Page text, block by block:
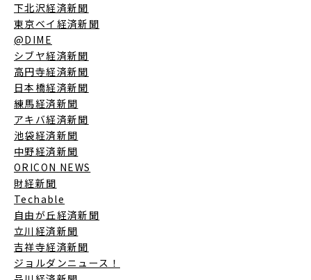
下北沢経済新聞
東京ベイ経済新聞
@DIME
シブヤ経済新聞
高円寺経済新聞
日本橋経済新聞
練馬経済新聞
アキバ経済新聞
池袋経済新聞
中野経済新聞
ORICON NEWS
財経新聞
Techable
自由が丘経済新聞
立川経済新聞
吉祥寺経済新聞
ジョルダンニュース！